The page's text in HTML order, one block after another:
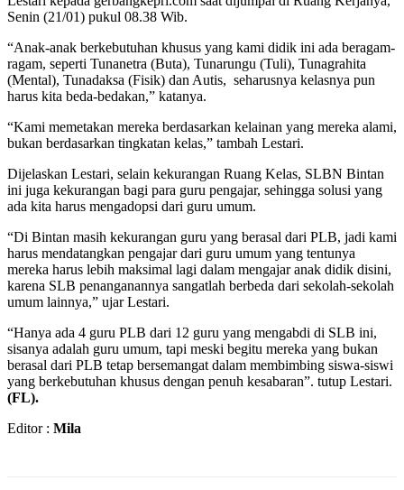
Senin (21/01) pukul 08.38 Wib.
“Anak-anak berkebutuhan khusus yang kami didik ini ada beragam-
ragam, seperti Tunanetra (Buta), Tunarungu (Tuli), Tunagrahita
(Mental), Tunadaksa (Fisik) dan Autis, seharusnya kelasnya pun
harus kita beda-bedakan,” katanya.
“Kami memetakan mereka berdasarkan kelainan yang mereka alami,
bukan berdasarkan tingkatan kelas,” tambah Lestari.
Dijelaskan Lestari, selain kekurangan Ruang Kelas, SLBN Bintan
ini juga kekurangan bagi para guru pengajar, sehingga solusi yang
ada kita harus mengadopsi dari guru umum.
“Di Bintan masih kekurangan guru yang berasal dari PLB, jadi kami
harus mendatangkan pengajar dari guru umum yang tentunya
mereka harus lebih maksimal lagi dalam mengajar anak didik disini,
karena SLB penanganannya sangatlah berbeda dari sekolah-sekolah
umum lainnya,” ujar Lestari.
“Hanya ada 4 guru PLB dari 12 guru yang mengabdi di SLB ini,
sisanya adalah guru umum, tapi meski begitu mereka yang bukan
berasal dari PLB tetap bersemangat dalam membimbing siswa-siswi
yang berkebutuhan khusus dengan penuh kesabaran”. tutup Lestari.
(FL).
Editor : Mila